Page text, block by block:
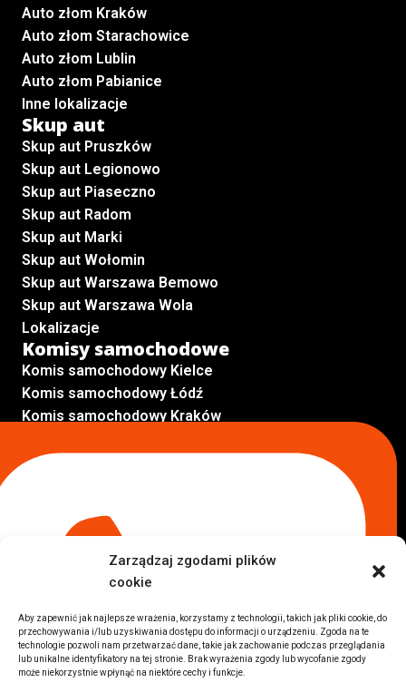
Zarządzaj zgodami plików
cookie
Aby zapewnić jak najlepsze wrażenia, korzystamy z technologii, takich jak pliki cookie, do
przechowywania i/lub uzyskiwania dostępu do informacji o urządzeniu. Zgoda na te
technologie pozwoli nam przetwarzać dane, takie jak zachowanie podczas przeglądania
lub unikalne identyfikatory na tej stronie. Brak wyrażenia zgody lub wycofanie zgody
może niekorzystnie wpłynąć na niektóre cechy i funkcje.
Auto złom Kraków
Auto złom Starachowice
Auto złom Lublin
Auto złom Pabianice
Inne lokalizacje
Skup aut
Skup aut Pruszków
Skup aut Legionowo
Skup aut Piaseczno
Skup aut Radom
Skup aut Marki
Skup aut Wołomin
Skup aut Warszawa Bemowo
Skup aut Warszawa Wola
Lokalizacje
Komisy samochodowe
Komis samochodowy Kielce
Komis samochodowy Łódź
Komis samochodowy Kraków
Komis samochodowy Płock
Komis samochodowy Sochaczew
Inne Lokalizacje
Auta z USA Rzeszów
Auta z USA Białystok
Auta z USA Kraków
Marki samochodów